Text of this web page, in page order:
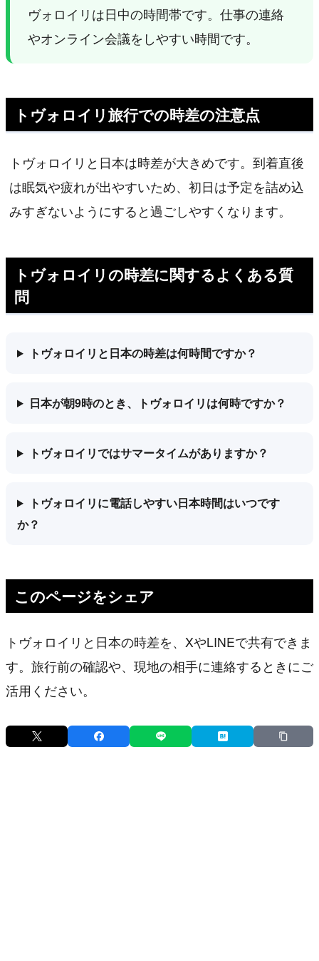
ヴォロイリは日中の時間帯です。仕事の連絡
やオンライン会議をしやすい時間です。
トヴォロイリ旅行での時差の注意点
トヴォロイリと日本は時差が大きめです。到着直後
は眠気や疲れが出やすいため、初日は予定を詰め込
みすぎないようにすると過ごしやすくなります。
トヴォロイリの時差に関するよくある質
問
トヴォロイリと日本の時差は何時間ですか？
日本が朝9時のとき、トヴォロイリは何時ですか？
トヴォロイリではサマータイムがありますか？
トヴォロイリに電話しやすい日本時間はいつです
か？
このページをシェア
トヴォロイリと日本の時差を、XやLINEで共有できま
す。旅行前の確認や、現地の相手に連絡するときにご
活用ください。